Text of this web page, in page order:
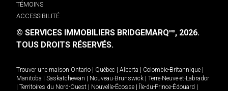
TÉMOINS
ACCESSIBILITÉ
© SERVICES IMMOBILIERS BRIDGEMARQMD, 2026.
TOUS DROITS RÉSERVÉS.
Trouver une maison Ontario | Québec | Alberta | Colombie-Britannique |
Manitoba | Saskatchewan | Nouveau-Brunswick | Terre-Neuve-et-Labrador
| Territoires du Nord-Ouest | Nouvelle-Écosse | Île-du-Prince-Édouard |